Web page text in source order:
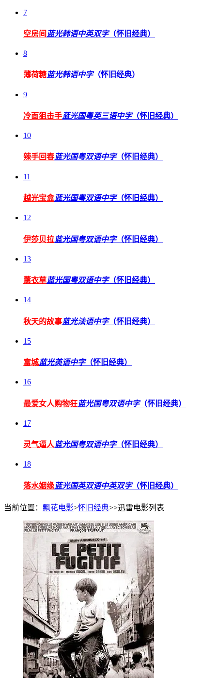
7
空房间 蓝光韩语中英双字（怀旧经典）
8
薄荷糖蓝光韩语中字（怀旧经典）
9
冷面狙击手蓝光国粤英三语中字（怀旧经典）
10
辣手回春蓝光国粤双语中字（怀旧经典）
11
越光宝盒蓝光国粤双语中字（怀旧经典）
12
伊莎贝拉蓝光国粤双语中字（怀旧经典）
13
薰衣草蓝光国粤双语中字（怀旧经典）
14
秋天的故事蓝光法语中字（怀旧经典）
15
富城蓝光英语中字（怀旧经典）
16
最爱女人购物狂蓝光国粤双语中字（怀旧经典）
17
灵气逼人蓝光国粤双语中字（怀旧经典）
18
落水姻缘蓝光国英双语中英双字（怀旧经典）
当前位置： 飘花电影>怀旧经典>>迅雷电影列表